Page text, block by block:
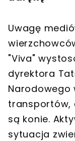
Uwagę
"Viva"
dyrektora
Narodowego
transportów,
są konie.
sytuacja